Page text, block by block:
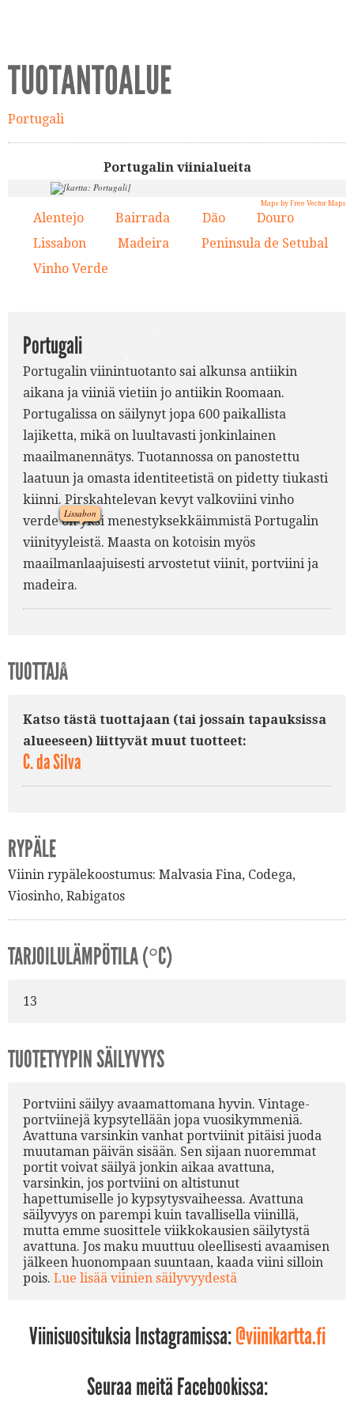
TUOTANTOALUE
Portugali
Portugalin viinialueita
Lissabon
1.
6.
7.
Maps by Free Vector Maps
Alentejo Bairrada Dão Douro
Lissabon Madeira Peninsula de Setubal
Vinho Verde
Portugali
Portugalin viinintuotanto sai alkunsa antiikin
aikana ja viiniä vietiin jo antiikin Roomaan.
Portugalissa on säilynyt jopa 600 paikallista
lajiketta, mikä on luultavasti jonkinlainen
maailmanennätys. Tuotannossa on panostettu
laatuun ja omasta identiteetistä on pidetty tiukasti
kiinni. Pirskahtelevan kevyt valkoviini vinho
verde on yksi menestyksekkäimmistä Portugalin
viinityyleistä. Maasta on kotoisin myös
maailmanlaajuisesti arvostetut viinit, portviini ja
madeira.
TUOTTAJA
Katso tästä tuottajaan (tai jossain tapauksissa
alueeseen) liittyvät muut tuotteet:
C. da Silva
RYPÄLE
Viinin rypälekoostumus: Malvasia Fina, Codega,
Viosinho, Rabigatos
TARJOILULÄMPÖTILA (°C)
13
TUOTETYYPIN SÄILYVYYS
Portviini säilyy avaamattomana hyvin. Vintage-
portviinejä kypsytellään jopa vuosikymmeniä.
Avattuna varsinkin vanhat portviinit pitäisi juoda
muutaman päivän sisään. Sen sijaan nuoremmat
portit voivat säilyä jonkin aikaa avattuna,
varsinkin, jos portviini on altistunut
hapettumiselle jo kypsytysvaiheessa. Avattuna
säilyvyys on parempi kuin tavallisella viinillä,
mutta emme suosittele viikkokausien säilytystä
avattuna. Jos maku muuttuu oleellisesti avaamisen
jälkeen huonompaan suuntaan, kaada viini silloin
pois. Lue lisää viinien säilyvyydestä
Viinisuosituksia Instagramissa:@viinikartta.fi
Seuraa meitä Facebookissa: